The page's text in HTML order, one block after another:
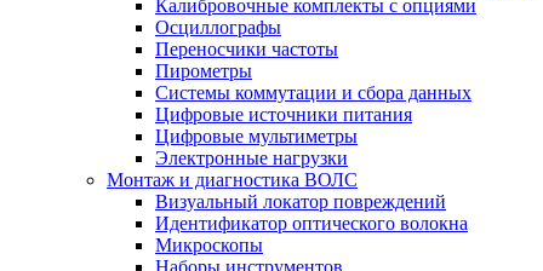
Калибровочные комплекты с опциями
Осциллографы
Переносчики частоты
Пирометры
Системы коммутации и сбора данных
Цифровые источники питания
Цифровые мультиметры
Электронные нагрузки
Монтаж и диагностика ВОЛС
Визуальный локатор повреждений
Идентификатор оптического волокна
Микроскопы
Наборы инструментов